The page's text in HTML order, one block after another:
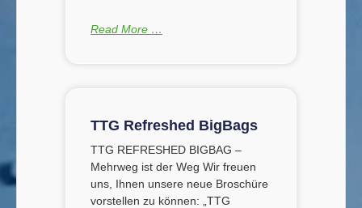
Read More …
TTG Refreshed BigBags
TTG REFRESHED BIGBAG –
Mehrweg ist der Weg Wir freuen
uns, Ihnen unsere neue Broschüre
vorstellen zu können: „TTG